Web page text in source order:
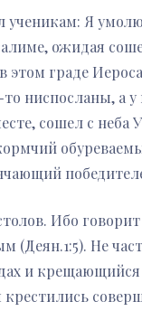
ученикам: Я
ожидая
этом граде
ниспосланы, а у
сошел с неба
Ибо
(Деян.1:5). Не
и крещающийся